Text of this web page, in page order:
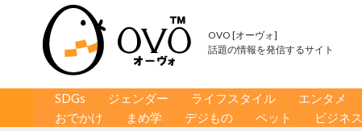
OVO [オーヴォ]
話題の情報を発信するサイト
コンテンツへ移動
SDGs ジェンダー ライフスタイル エンタメ
おでかけ
まめ学 デジもの ペット ビジネス